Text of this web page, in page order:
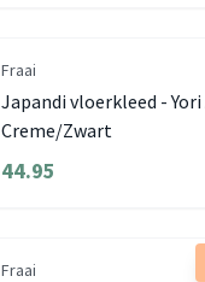
Fraai
Japandi vloerkleed -
Creme/Zwart
44.95
Fraai